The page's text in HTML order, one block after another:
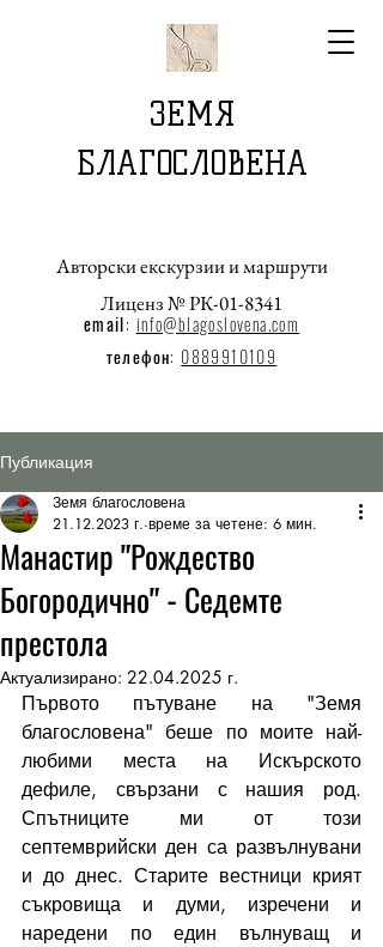
ЗЕМЯ
БЛАГОСЛОВЕНА
Авторски екскурзии и маршрути
Лиценз № РК-01-8341
email: info@blagoslovena.com
телефон: 0889910109
Публикация
Манастир "Рождество
Богородично" - Седемте
престола
Земя благословена
21.12.2023 г. време за четене: 6 мин.
Актуализирано: 22.04.2025 г.
Първото пътуване на "Земя
благословена" беше по моите най-
любими места на Искърското
дефиле, свързани с нашия род.
Спътниците ми от този
септемврийски ден са развълнувани
и до днес. Старите вестници крият
съкровища и думи, изречени и
наредени по един вълнуващ и